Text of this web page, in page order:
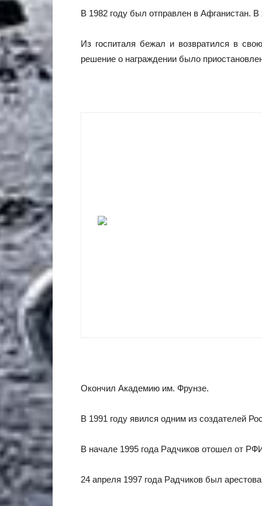
В 1982 году был отправлен в Афганистан.
Из госпиталя бежал и возвратился в
решение о награждении было
Окончил Академию им. Фрунзе.
В 1991 году явился одним из создателей
В начале 1995 года Радчиков отошел от
24 апреля 1997 года Радчиков был